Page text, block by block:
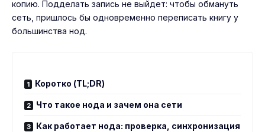
копию. Подделать запись не выйдет: чтобы обмануть
сеть, пришлось бы одновременно переписать книгу у
большинства нод.
Коротко (TL;DR)
Что такое нода и зачем она сети
Как работает нода: проверка, синхронизация